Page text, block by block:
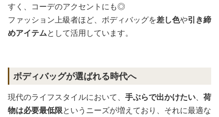
すく、コーデのアクセントにも◎
ファッション上級者ほど、ボディバッグを差し色や引き締
めアイテムとして活用しています。
ボディバッグが選ばれる時代へ
現代のライフスタイルにおいて、 手ぶらで出かけたい、 荷
物は必要最低限というニーズが増えており、それに最適な